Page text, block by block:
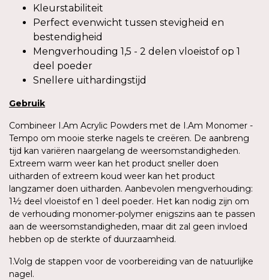
Kleurstabiliteit
Perfect evenwicht tussen stevigheid en
bestendigheid
Mengverhouding 1,5 - 2 delen vloeistof op 1
deel poeder
Snellere uithardingstijd
Gebruik
Combineer I.Am Acrylic Powders met de I.Am Monomer -
Tempo om mooie sterke nagels te creëren. De aanbreng
tijd kan variëren naargelang de weersomstandigheden.
Extreem warm weer kan het product sneller doen
uitharden of extreem koud weer kan het product
langzamer doen uitharden. Aanbevolen mengverhouding:
1½ deel vloeistof en 1 deel poeder. Het kan nodig zijn om
de verhouding monomer-polymer enigszins aan te passen
aan de weersomstandigheden, maar dit zal geen invloed
hebben op de sterkte of duurzaamheid.
1.Volg de stappen voor de voorbereiding van de natuurlijke
nagel.